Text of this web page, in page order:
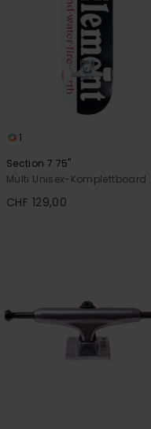
1
Section 7.75"
Multi Unisex-Komplettboard
CHF 129,00